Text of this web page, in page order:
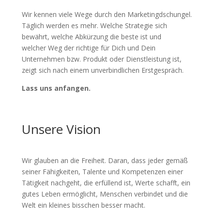
Wir kennen viele Wege durch den Marketingdschungel.
Täglich werden es mehr. Welche Strategie sich
bewährt, welche Abkürzung die beste ist und
welcher Weg der richtige für Dich und Dein
Unternehmen bzw. Produkt oder Dienstleistung ist,
zeigt sich nach einem unverbindlichen Erstgespräch.
Lass uns anfangen.
Unsere Vision
Wir glauben an die Freiheit. Daran, dass jeder gemäß
seiner Fähigkeiten, Talente und Kompetenzen einer
Tätigkeit nachgeht, die erfüllend ist, Werte schafft, ein
gutes Leben ermöglicht, Menschen verbindet und die
Welt ein kleines bisschen besser macht.